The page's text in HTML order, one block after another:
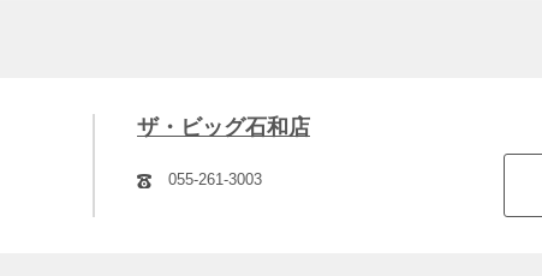
ザ・ビッグ石和店
055-261-3003